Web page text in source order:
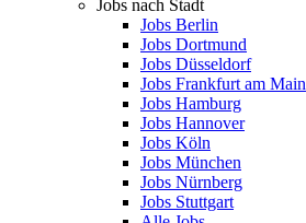
Jobs nach Stadt
Jobs Berlin
Jobs Dortmund
Jobs Düsseldorf
Jobs Frankfurt am Main
Jobs Hamburg
Jobs Hannover
Jobs Köln
Jobs München
Jobs Nürnberg
Jobs Stuttgart